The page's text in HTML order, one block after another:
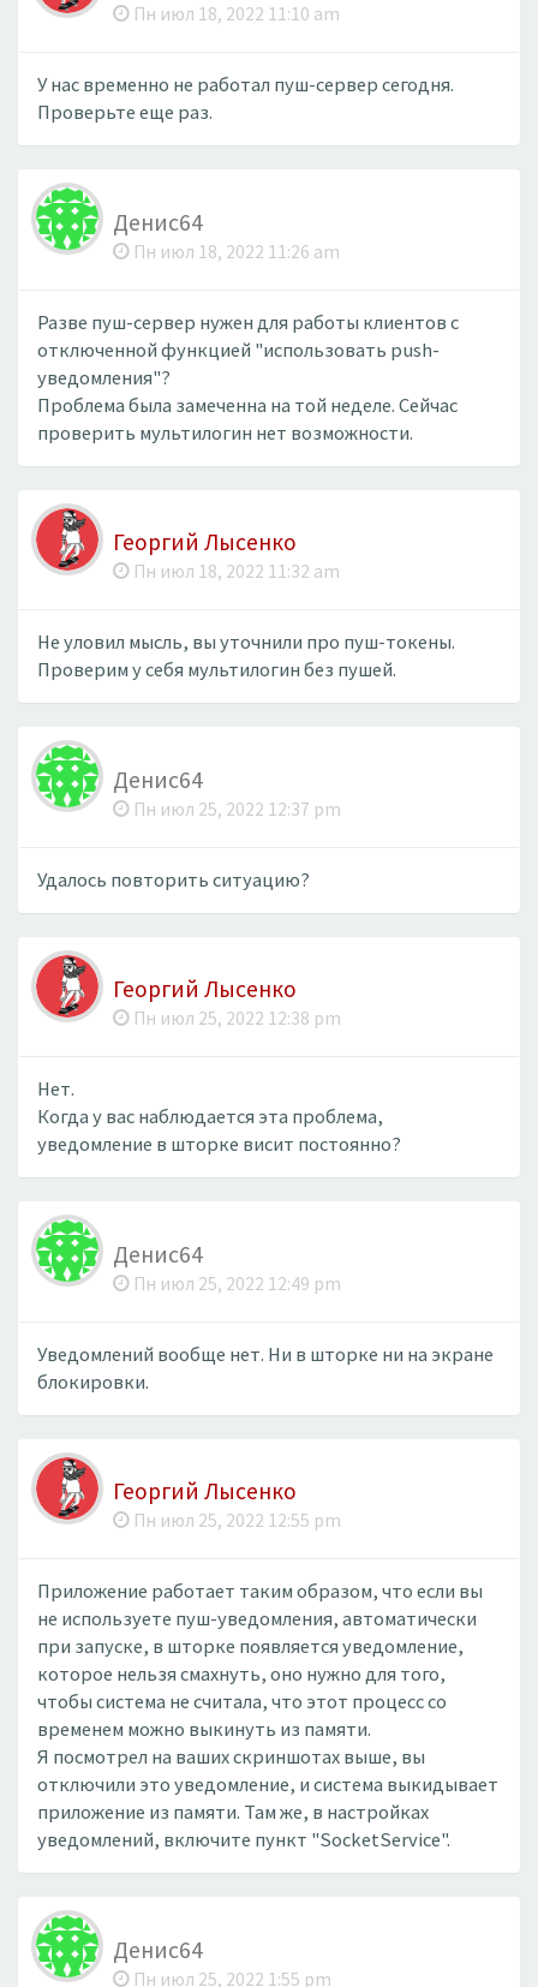
Пн июл 18, 2022 11:10 am
У нас временно не работал пуш-сервер сегодня.
Проверьте еще раз.
Денис64
Пн июл 18, 2022 11:26 am
Разве пуш-сервер нужен для работы клиентов с
отключенной функцией "использовать push-
уведомления"?
Проблема была замеченна на той неделе. Сейчас
проверить мультилогин нет возможности.
Георгий Лысенко
Пн июл 18, 2022 11:32 am
Не уловил мысль, вы уточнили про пуш-токены.
Проверим у себя мультилогин без пушей.
Денис64
Пн июл 25, 2022 12:37 pm
Удалось повторить ситуацию?
Георгий Лысенко
Пн июл 25, 2022 12:38 pm
Нет.
Когда у вас наблюдается эта проблема,
уведомление в шторке висит постоянно?
Денис64
Пн июл 25, 2022 12:49 pm
Уведомлений вообще нет. Ни в шторке ни на экране
блокировки.
Георгий Лысенко
Пн июл 25, 2022 12:55 pm
Приложение работает таким образом, что если вы
не используете пуш-уведомления, автоматически
при запуске, в шторке появляется уведомление,
которое нельзя смахнуть, оно нужно для того,
чтобы система не считала, что этот процесс со
временем можно выкинуть из памяти.
Я посмотрел на ваших скриншотах выше, вы
отключили это уведомление, и система выкидывает
приложение из памяти. Там же, в настройках
уведомлений, включите пункт "SocketService".
Денис64
Пн июл 25, 2022 1:55 pm